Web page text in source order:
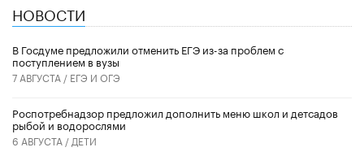
НОВОСТИ
В Госдуме предложили отменить ЕГЭ из-за проблем с
поступлением в вузы
7 АВГУСТА / ЕГЭ И ОГЭ
Роспотребнадзор предложил дополнить меню школ и детсадов
рыбой и водорослями
6 АВГУСТА / ДЕТИ